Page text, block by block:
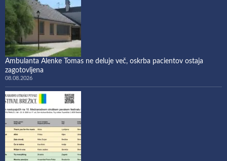
Ambulanta Alenke Tomas ne deluje več, oskrba pacientov ostaja
zagotovljena
08.08.2026